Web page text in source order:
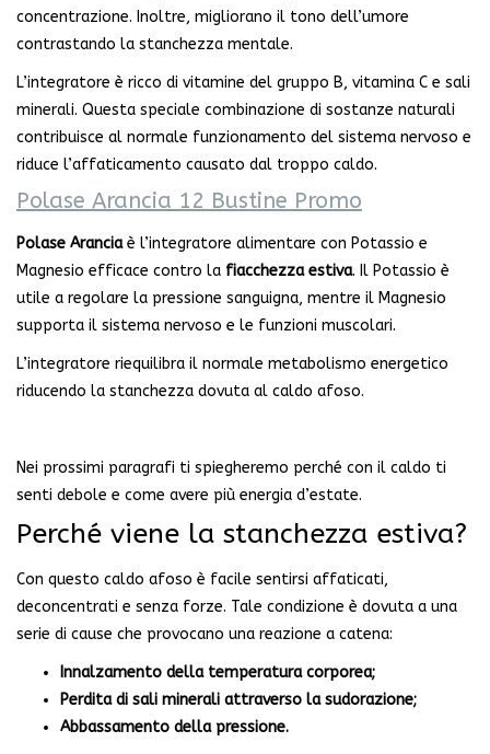
concentrazione. Inoltre, migliorano il tono dell’umore
contrastando la stanchezza mentale.
L’integratore è ricco di vitamine del gruppo B, vitamina C e sali
minerali. Questa speciale combinazione di sostanze naturali
contribuisce al normale funzionamento del sistema nervoso e
riduce l’affaticamento causato dal troppo caldo.
Polase Arancia 12 Bustine Promo
Polase Aranciaè l’integratore alimentare con Potassio e
Magnesio efficace contro la fiacchezza estiva. Il Potassio è
utile a regolare la pressione sanguigna, mentre il Magnesio
supporta il sistema nervoso e le funzioni muscolari.
L’integratore riequilibra il normale metabolismo energetico
riducendo la stanchezza dovuta al caldo afoso.
Nei prossimi paragrafi ti spiegheremo perché con il caldo ti
senti debole e come avere più energia d’estate.
Perché viene la stanchezza estiva?
Con questo caldo afoso è facile sentirsi affaticati,
deconcentrati e senza forze. Tale condizione è dovuta a una
serie di cause che provocano una reazione a catena:
Innalzamento della temperatura corporea;
Perdita di sali minerali attraverso la sudorazione;
Abbassamento della pressione.